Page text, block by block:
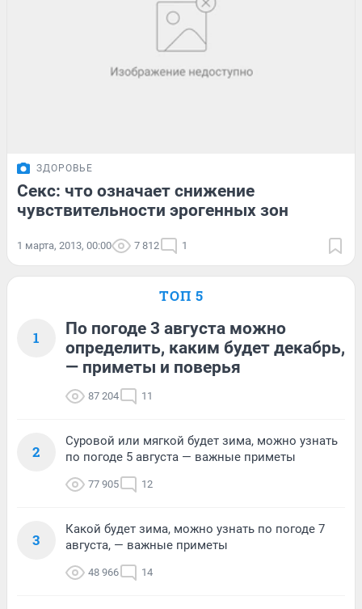
ЗДОРОВЬЕ
Секс: что означает снижение
чувствительности эрогенных зон
1 марта, 2013, 00:00 7 812 1
ТОП 5
1
По погоде 3 августа можно
определить, каким будет декабрь,
— приметы и поверья
87 204 11
2
Суровой или мягкой будет зима, можно узнать
по погоде 5 августа — важные приметы
77 905 12
3
Какой будет зима, можно узнать по погоде 7
августа, — важные приметы
48 966 14